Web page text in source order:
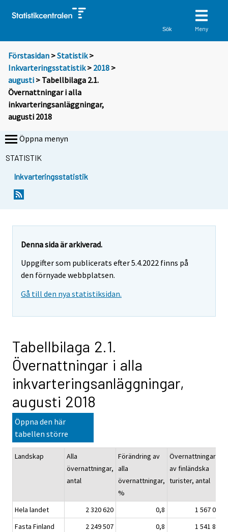
Sök Meny
Förstasidan >Statistik >
Inkvarteringsstatistik> 2018 >
augusti > Tabellbilaga 2.1.
Övernattningar i alla
inkvarteringsanläggningar,
augusti 2018
Öppna menyn
STATISTIK
Inkvarteringsstatistik
Denna sida är arkiverad.
Uppgifter som publicerats efter 5.4.2022 finns på
den förnyade webbplatsen.
Gå till den nya statistiksidan.
Tabellbilaga 2.1.
Övernattningar i alla
inkvarteringsanläggningar,
augusti 2018
Öppna den här
tabellen större
Landskap
Alla
övernattningar,
antal
Förändring av
alla
övernattningar,
%
Övernattningarna
av finländska
turister, antal
Hela landet
2 320 620 0,8
1 567 002
Fasta Finland
2 249 507 0,8
1 541 872